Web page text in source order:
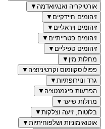
אורטיקריה ואנגיואדמה ▼
זיהומים חיידקיים ▼
זיהומים ויראליים ▼
זיהומים פטרייתיים ▼
זיהומים טפיליים ▼
מחלות מין ▼
פפולוסקוומוס וקרטיניזציה ▼
גרד ונוירופתיות ▼
הפרעות פיגמנטציה ▼
מחלות שיער ▼
בלוטות, זיעה וצלקות ▼
אוטואימוניות ושלפוחיתיות ▼